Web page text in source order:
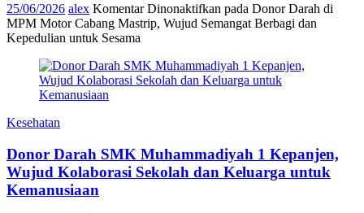
25/06/2026 alex Komentar Dinonaktifkan pada Donor Darah di
MPM Motor Cabang Mastrip, Wujud Semangat Berbagi dan
Kepedulian untuk Sesama
Kesehatan
Donor Darah SMK Muhammadiyah 1 Kepanjen,
Wujud Kolaborasi Sekolah dan Keluarga untuk
Kemanusiaan